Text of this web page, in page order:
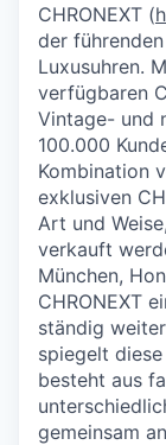
CHRONEXT (
der
Luxusuhren.
verfügbaren
Vintage- und
100.000
Kombination
exklusiven
Art und
verkauft
München,
CHRONEXT
ständig
spiegelt
besteht aus
gemeinsam